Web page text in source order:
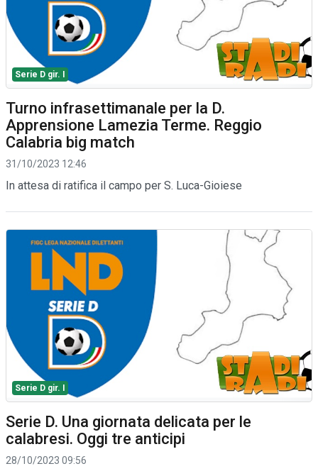
Serie D gir. I
Turno infrasettimanale per la D.
Apprensione Lamezia Terme. Reggio
Calabria big match
31/10/2023 12:46
In attesa di ratifica il campo per S. Luca-Gioiese
Serie D gir. I
Serie D. Una giornata delicata per le
calabresi. Oggi tre anticipi
28/10/2023 09:56